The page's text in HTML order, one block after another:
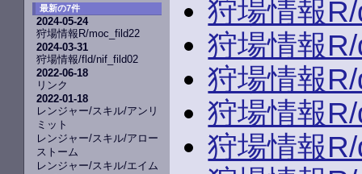
最新の7件
2024-05-24
狩場情報R/moc_fild22
2024-03-31
狩場情報/fld/nif_fild02
2022-06-18
リンク
2022-01-18
レンジャー/スキル/アンリ
ミット
レンジャー/スキル/アロー
ストーム
レンジャー/スキル/エイム
狩場情報
狩場情報
狩場情報
狩場情報
狩場情報